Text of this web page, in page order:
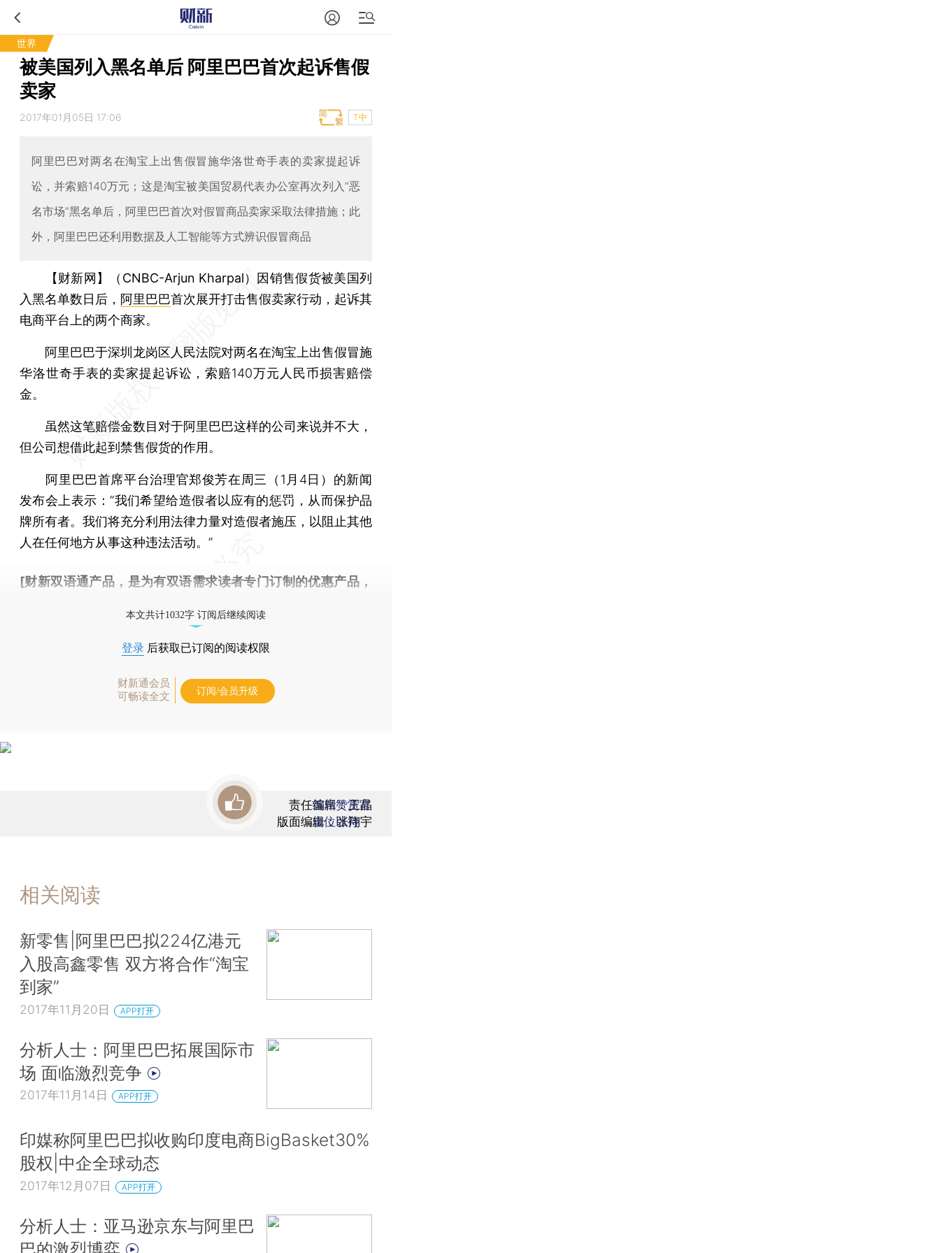
世界
被美国列入黑名单后 阿里巴巴首次起诉售假
卖家
2017年01月05日 17:06 T中
阿里巴巴对两名在淘宝上出售假冒施华洛世奇手表的卖家提起诉
讼，并索赔140万元；这是淘宝被美国贸易代表办公室再次列入“恶
名市场”黑名单后，阿里巴巴首次对假冒商品卖家采取法律措施；此
外，阿里巴巴还利用数据及人工智能等方式辨识假冒商品
【财新网】（CNBC-Arjun Kharpal） 因销售假货被美国列
入黑名单数日后， 阿里巴巴首次展开打击售假卖家行动，起诉其
电商平台上的两个商家。
阿里巴巴于深圳龙岗区人民法院对两名在淘宝上出售假冒施
华洛世奇手表的卖家提起诉讼，索赔140万元人民币损害赔偿
金。
虽然这笔赔偿金数目对于阿里巴巴这样的公司来说并不大，
但公司想借此起到禁售假货的作用。
阿里巴巴首席平台治理官郑俊芳在周三（1月4日）的新闻
发布会上表示：“我们希望给造假者以应有的惩罚，从而保护品
牌所有者。我们将充分利用法律力量对造假者施压，以阻止其他
人在任何地方从事这种违法活动。”
[财新双语通产品，是为有双语需求读者专门订制的优惠产品，
本文共计1032字 订阅后继续阅读
登录 后获取已订阅的阅读权限
财新通会员
可畅读全文
订阅/会员升级
责任编辑：王晶
版面编辑：张翔宇
首席赞赏官
虚位以待
相关阅读
新零售|阿里巴巴拟224亿港元
入股高鑫零售 双方将合作“淘宝
到家”
2017年11月20日 APP打开
分析人士：阿里巴巴拓展国际市
场 面临激烈竞争
2017年11月14日 APP打开
印媒称阿里巴巴拟收购印度电商BigBasket30%
股权|中企全球动态
2017年12月07日 APP打开
分析人士：亚马逊京东与阿里巴
巴的激烈博弈